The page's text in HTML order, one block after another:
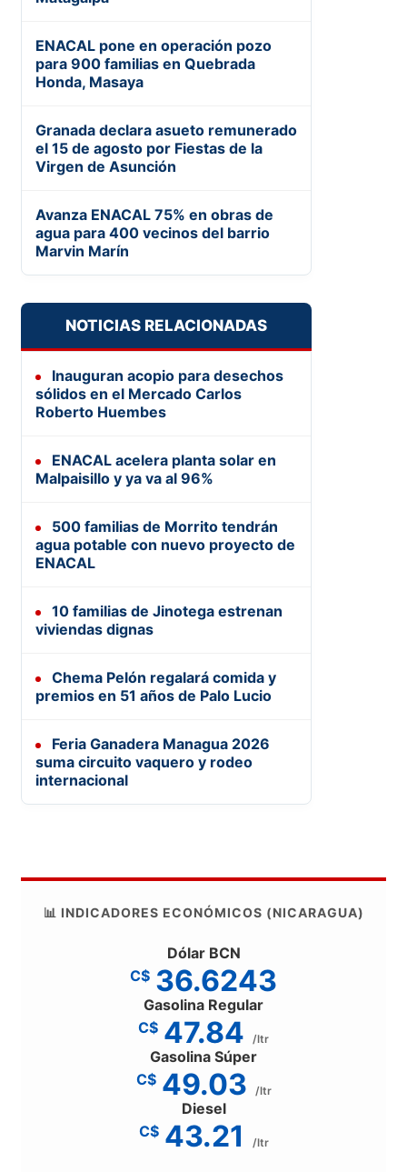
ENACAL pone en operación pozo
para 900 familias en Quebrada
Honda, Masaya
Granada declara asueto remunerado
el 15 de agosto por Fiestas de la
Virgen de Asunción
Avanza ENACAL 75% en obras de
agua para 400 vecinos del barrio
Marvin Marín
NOTICIAS RELACIONADAS
Inauguran acopio para desechos
sólidos en el Mercado Carlos
Roberto Huembes
ENACAL acelera planta solar en
Malpaisillo y ya va al 96%
500 familias de Morrito tendrán
agua potable con nuevo proyecto de
ENACAL
10 familias de Jinotega estrenan
viviendas dignas
Chema Pelón regalará comida y
premios en 51 años de Palo Lucio
Feria Ganadera Managua 2026
suma circuito vaquero y rodeo
internacional
📊 INDICADORES ECONÓMICOS (NICARAGUA)
Dólar BCN
C$ 36.6243
Gasolina Regular
C$ 47.84 /ltr
Gasolina Súper
C$ 49.03 /ltr
Diesel
C$ 43.21 /ltr